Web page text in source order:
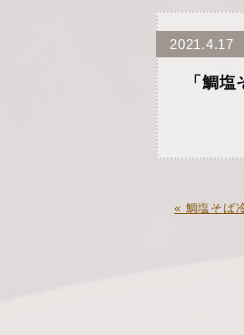
2021.4.17
「鯛